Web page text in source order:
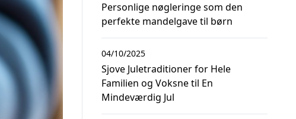
Personlige nøgleringe som den
perfekte mandelgave til børn
Sjove Juletraditioner for Hele
Familien og Voksne til En
Mindeværdig Jul
04/10/2025